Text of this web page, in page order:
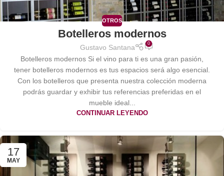
OTROS
Botelleros modernos
Gustavo Santana 0
Botelleros modernos Si el vino para ti es una gran pasión,
tener botelleros modernos es tus espacios será algo esencial.
Con los botelleros que presenta nuestra colección moderna
podrás guardar y exhibir tus referencias preferidas en el
mueble ideal...
CONTINUAR LEYENDO
17
MAY